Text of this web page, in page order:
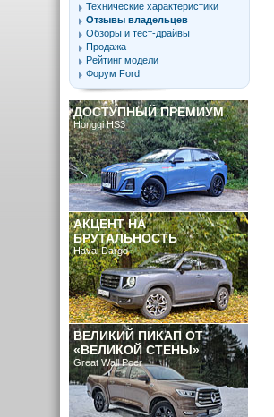
Технические характеристики
Отзывы владельцев
Обзоры и тест-драйвы
Продажа
Рейтинг модели
Форум Ford
ДОСТУПНЫЙ ПРЕМИУМ
Hongqi HS3
АКЦЕНТ НА
БРУТАЛЬНОСТЬ
Haval Dargo
ВЕЛИКИЙ ПИКАП ОТ
«ВЕЛИКОЙ СТЕНЫ»
Great Wall Poer